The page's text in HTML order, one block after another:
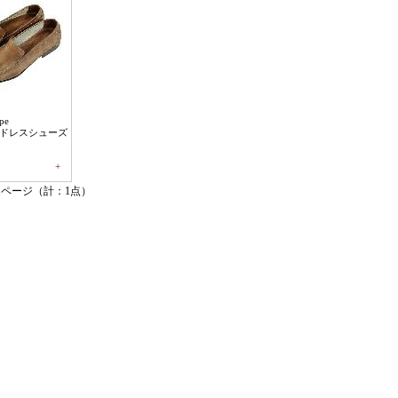
レスシューズ
+
ージ（計：1点）